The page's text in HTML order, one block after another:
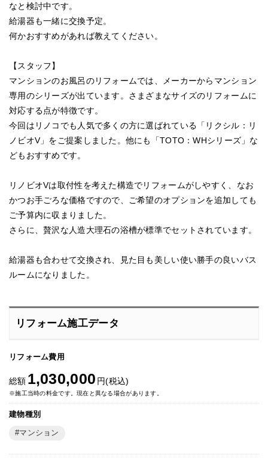
なと検討中です。
給湯器も一緒に交換予定。
何かおすすめがあれば教えてください。
【スタッフ】
マンションのお風呂のリフォームでは、メーカーからマンション
専用のシリーズが出ています。さまざまなサイズのリフォームに
対応する点が特徴です。
今回はリノコでも人気で多くの方に選ばれている「リクシル：リ
ノビオV」をご提案しました。他にも「TOTO：WHシリーズ」な
どもおすすめです。
リノビオVは取付性を考えた構造でリフォームがしやすく、なお
かつお手ごろな価格ですので、ご希望のオプションを追加しても
ご予算内に収まりました。
さらに、贅沢な人造大理石の浴槽が標準でセットされています。
給湯器も合わせて交換され、見た目も美しい使い勝手の良いバス
ルームになりました。
リフォーム施工データ
リフォーム費用
総額 1,030,000 円(税込)
※施工当時の料金です。現在と異なる場合があります。
建物種別
マンション